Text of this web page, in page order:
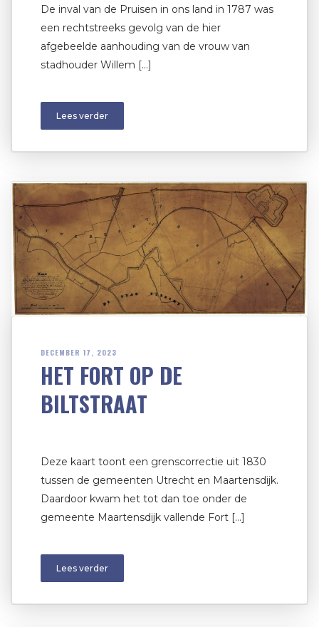
De inval van de Pruisen in ons land in 1787 was
een rechtstreeks gevolg van de hier
afgebeelde aanhouding van de vrouw van
stadhouder Willem […]
Lees verder
DECEMBER 17, 2023
HET FORT OP DE
BILTSTRAAT
Deze kaart toont een grenscorrectie uit 1830
tussen de gemeenten Utrecht en Maartensdijk.
Daardoor kwam het tot dan toe onder de
gemeente Maartensdijk vallende Fort […]
Lees verder